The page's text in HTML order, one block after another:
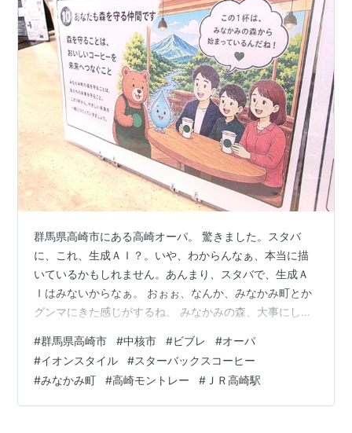
群馬県高崎市にある高崎オーパ。 驚きました。スタバ
に、これ、生成ＡＩ？。いや、わからんなぁ、本当に描
いているかもしれません。あんまり、スタバで、生成Ａ
Ｉはみないからなぁ。 おぉぉ、なんか、みなかみ町とか
グンマにきた感じがするね。 みなかみの森、大事にした
ＪＲ高崎駅のヤマダ電機本社ビルがある方とは、別の反
対側にあるのが、高崎オーパ。 ファン、ファン、さまー
ふぇす、８月３０日までやっています。 オーパにあるイ
オンスタイルです。わりと珍しい形です。 スーパーマー
#群馬県高崎市 #中核市 #ビブレ #オーパ
#イオンスタイル #スターバックスコーヒー
#みなかみ町 #高崎モントレー # ＪＲ高崎駅